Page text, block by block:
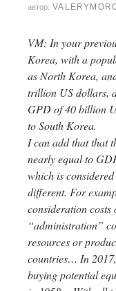
автор:
VM: In your
Korea, with a
as North Korea,
trillion US dollars,
GPD of 40 billion
to South Korea.
I can add that that
nearly equal to
which is
different. For
consideration
“administration”
resources or
countries… In
buying potential